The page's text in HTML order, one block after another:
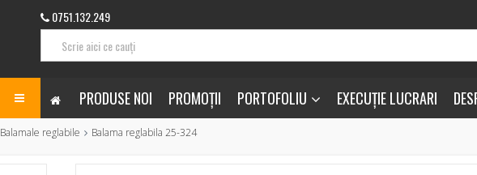
0751.132.249
PRODUSE NOI PROMOȚII PORTOFOLIU EXECUȚIE LUCRARI
Balamale reglabile Balama reglabila 25-324